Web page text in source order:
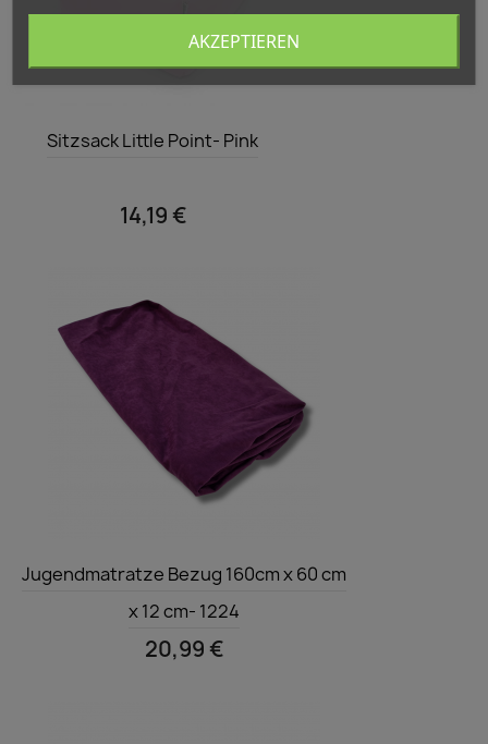
 Vorschau
Sitzsack Little Point- Pink
14,19 €
 Vorschau
Jugendmatratze Bezug 160cm x 60 cm
x 12 cm- 1224
20,99 €
AKZEPTIEREN